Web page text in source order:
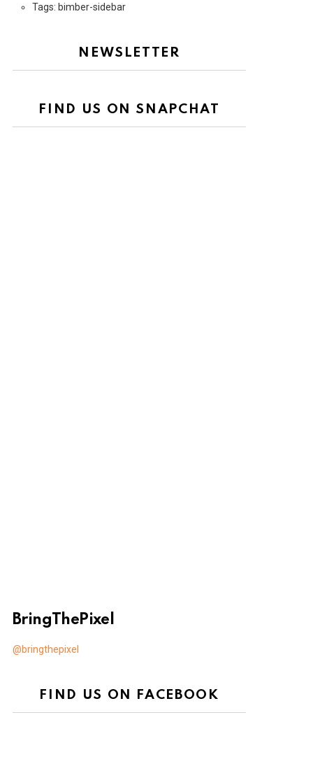
Tags: bimber-sidebar
NEWSLETTER
FIND US ON SNAPCHAT
BringThePixel
@bringthepixel
FIND US ON FACEBOOK